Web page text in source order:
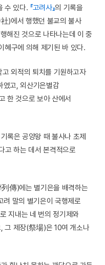
수 있다. 『고려사』의 기록을
)에서 행했던 불교의 불사
해진 것으로 나타나는데 이 중
혜구에 의해 제기된 바 있다.
외적의 퇴치를 기원하고자
였고, 외산기은별감
한 것으로 보아 산에서
록은 공양왕 때 불사나 초제
하는 데서 본격적으로
傳)에는 별기은을 배격하는
려 말의 별기은이 국행제로
지내는 네 번의 정기제와
그 제장(祭場)은 10여 개소나